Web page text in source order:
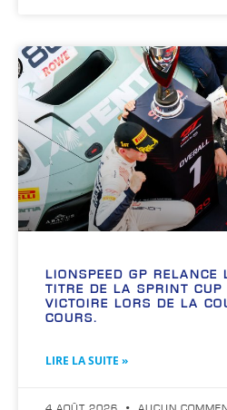
LIONSPEED GP RELANCE
TITRE DE LA SPRINT CUP
VICTOIRE LORS DE LA
COURS.
LIRE LA SUITE »
4 AOÛT 2026 AUCUN